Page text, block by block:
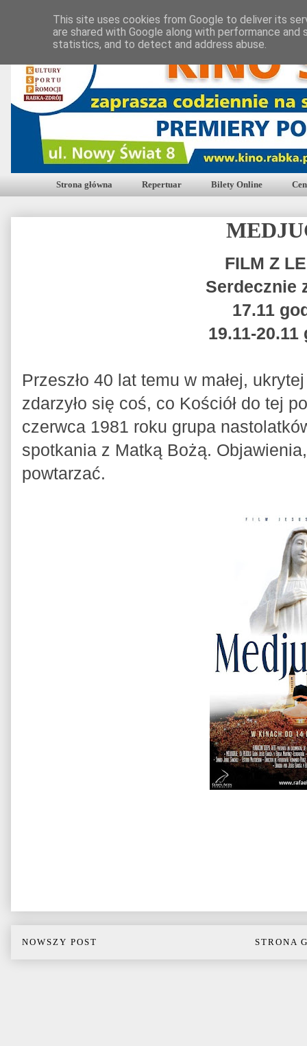
Strona główna Repertuar Bilety Online
FILM Z
Serdecznie
17.11
19.11-20.11
Przeszło 40 lat temu w małej,
zdarzyło się coś, co Kościół do tej
czerwca 1981 roku grupa
spotkania z Matką Bożą.
powtarzać.
NOWSZY POST STRONA
This site uses cookies from Google to deliver its
are shared with Google along with performance
statistics, and to detect and address abuse.